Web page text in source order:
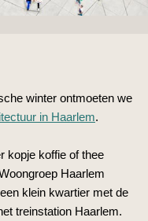
winter ontmoeten we
in Haarlem.
kopje koffie of thee
Haarlem
klein kwartier met de
treinstation Haarlem.